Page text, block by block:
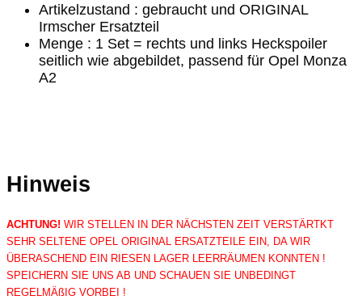
Artikelzustand : gebraucht und ORIGINAL
Irmscher Ersatzteil
Menge : 1 Set = rechts und links Heckspoiler
seitlich wie abgebildet, passend für Opel Monza
A2
Hinweis
ACHTUNG! WIR STELLEN IN DER NÄCHSTEN ZEIT VERSTÄRTKT
SEHR SELTENE OPEL ORIGINAL ERSATZTEILE EIN, DA WIR
ÜBERASCHEND EIN RIESEN LAGER LEERRÄUMEN KONNTEN !
SPEICHERN SIE UNS AB UND SCHAUEN SIE UNBEDINGT
REGELMÄßIG VORBEI !